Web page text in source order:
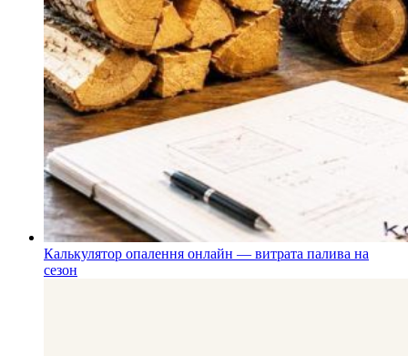
Калькулятор опалення онлайн — витрата палива на
сезон